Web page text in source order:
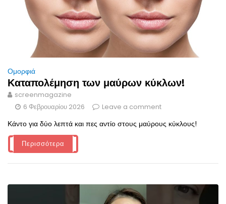
Ομορφιά
Καταπολέμηση των μαύρων κύκλων!
screenmagazine
6 Φεβρουαρίου 2026
Leave a comment
Κάντο για δύο λεπτά και πες αντίο στους μαύρους κύκλους!
Περισσότερα